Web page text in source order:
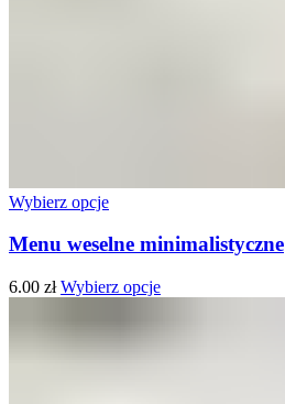
Wybierz opcje
Menu weselne minimalistyczne
6.00 zł Wybierz opcje